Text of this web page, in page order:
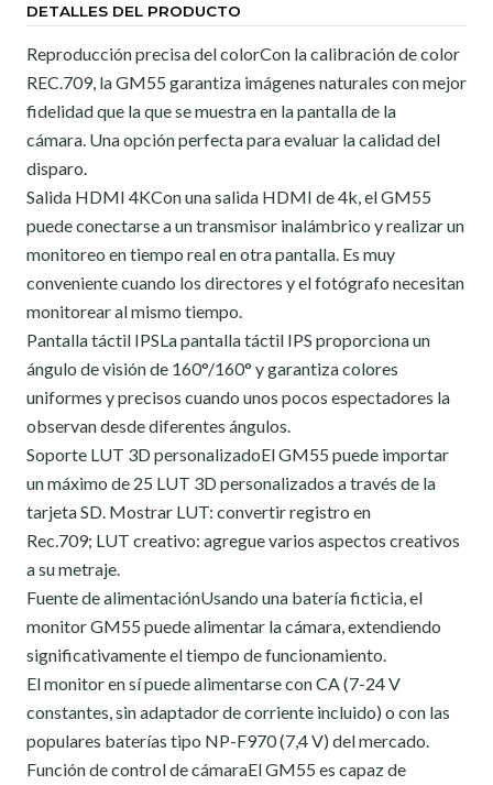
DETALLES DEL PRODUCTO
Reproducción precisa del colorCon la calibración de color
REC.709, la GM55 garantiza imágenes naturales con mejor
fidelidad que la que se muestra en la pantalla de la
cámara. Una opción perfecta para evaluar la calidad del
disparo.
Salida HDMI 4KCon una salida HDMI de 4k, el GM55
puede conectarse a un transmisor inalámbrico y realizar un
monitoreo en tiempo real en otra pantalla. Es muy
conveniente cuando los directores y el fotógrafo necesitan
monitorear al mismo tiempo.
Pantalla táctil IPSLa pantalla táctil IPS proporciona un
ángulo de visión de 160°/160° y garantiza colores
uniformes y precisos cuando unos pocos espectadores la
observan desde diferentes ángulos.
Soporte LUT 3D personalizadoEl GM55 puede importar
un máximo de 25 LUT 3D personalizados a través de la
tarjeta SD. Mostrar LUT: convertir registro en
Rec.709; LUT creativo: agregue varios aspectos creativos
a su metraje.
Fuente de alimentaciónUsando una batería ficticia, el
monitor GM55 puede alimentar la cámara, extendiendo
significativamente el tiempo de funcionamiento.
El monitor en sí puede alimentarse con CA (7-24 V
constantes, sin adaptador de corriente incluido) o con las
populares baterías tipo NP-F970 (7,4 V) del mercado.
Función de control de cámaraEl GM55 es capaz de